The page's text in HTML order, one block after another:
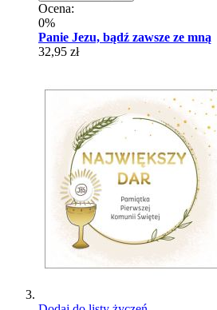
Ocena:
0%
Panie Jezu, bądź zawsze ze mną
32,95 zł